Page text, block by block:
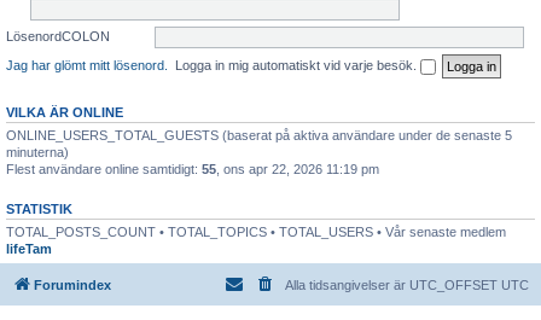
LösenordCOLON
Jag har glömt mitt lösenord.
Logga in mig automatiskt vid varje besök.
VILKA ÄR ONLINE
ONLINE_USERS_TOTAL_GUESTS (baserat på aktiva användare under de senaste 5
minuterna)
Flest användare online samtidigt: 55 , ons apr 22, 2026 11:19 pm
STATISTIK
TOTAL_POSTS_COUNT • TOTAL_TOPICS • TOTAL_USERS • Vår senaste medlem
lifeTam
Forumindex Alla tidsangivelser är UTC_OFFSET UTC